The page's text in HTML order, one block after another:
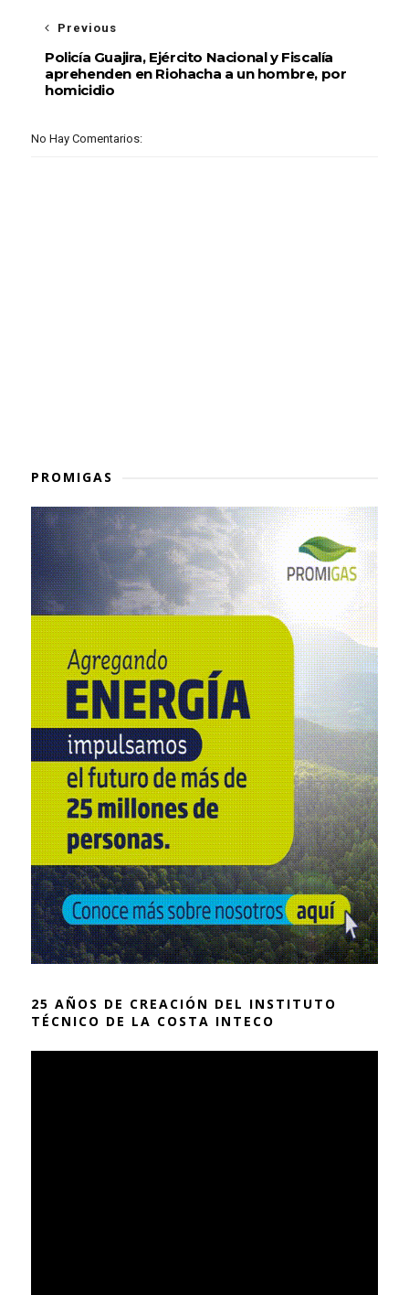
Previous
Policía Guajira, Ejército Nacional y Fiscalía
aprehenden en Riohacha a un hombre, por
homicidio
No Hay Comentarios:
PROMIGAS
25 AÑOS DE CREACIÓN DEL INSTITUTO
TÉCNICO DE LA COSTA INTECO